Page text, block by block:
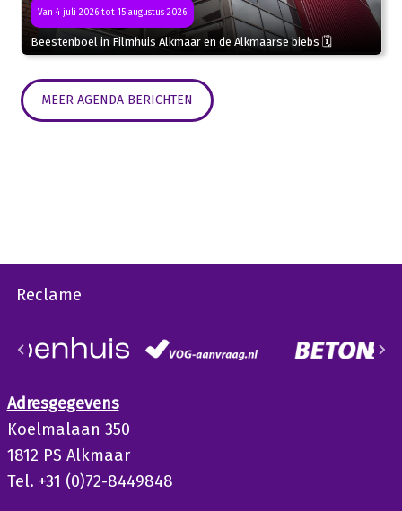
Van 4 juli 2026 tot 15 augustus 2026
Beestenboel in Filmhuis Alkmaar en de Alkmaarse biebs 🗓
MEER AGENDA BERICHTEN
Reclame
Adresgegevens
Koelmalaan 350
1812 PS Alkmaar
Tel. +31 (0)72-8449848